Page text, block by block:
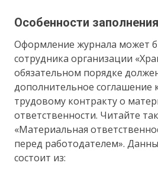
Особенности
Оформление журнала может
сотрудника организации
обязательном порядке
дополнительное соглашение
трудовому контракту о
ответственности. Читайте
«Материальная
перед работодателем».
состоит из: